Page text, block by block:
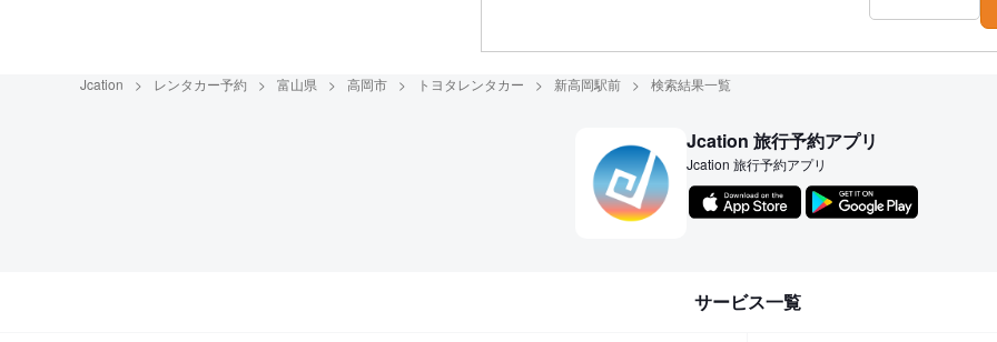
Jcation レンタカー予約 富山県 高岡市 トヨタレンタカー 新高岡駅前 検索結果一覧
Jcation 旅行予約アプリ
Jcation 旅行予約アプリ
サービス一覧